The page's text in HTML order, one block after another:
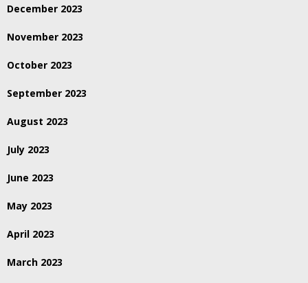
December 2023
November 2023
October 2023
September 2023
August 2023
July 2023
June 2023
May 2023
April 2023
March 2023